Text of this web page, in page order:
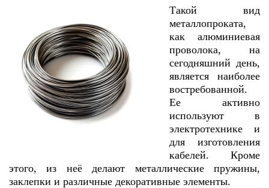
Такой вид
металлопроката,
как алюминиевая
проволока, на
сегодняшний день,
является наиболее
востребованной.
Ее активно
используют в
электротехнике и
для изготовления
кабелей. Кроме
этого, из неë делают металлические пружины,
заклепки и различные декоративные элементы.